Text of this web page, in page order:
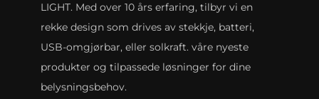
LIGHT. Med over 10 års erfaring, tilbyr vi en
rekke design som drives av stekkje, batteri,
USB-omgjørbar, eller solkraft. våre nyeste
produkter og tilpassede løsninger for dine
belysningsbehov.